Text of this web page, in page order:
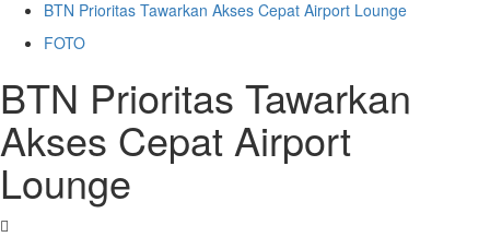
BTN Prioritas Tawarkan Akses Cepat Airport Lounge
FOTO
BTN Prioritas Tawarkan
Akses Cepat Airport
Lounge